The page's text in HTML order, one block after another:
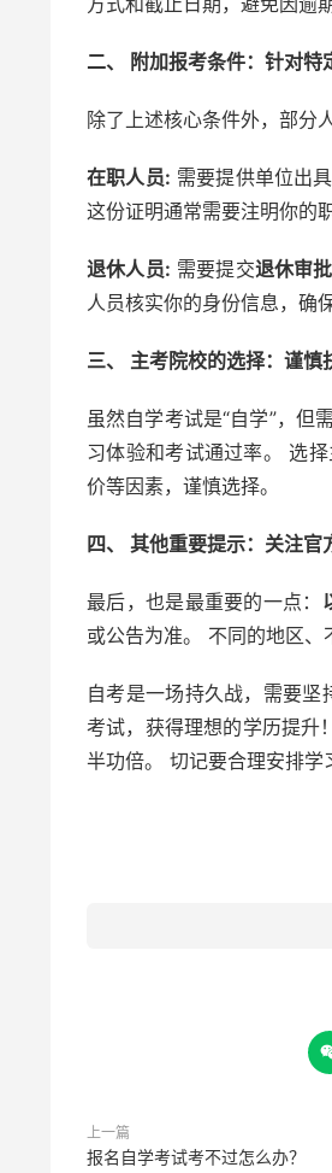
二、 附加报考条件：针对特
除了上述核心条件外，部分
在职人员: 需要提供单位出
这份证明通常需要注明你的
退休人员: 需要提交退休审
人员核实你的身份信息，确
三、 主考院校的选择：谨慎
虽然自学考试是“自学”，但
习体验和考试通过率。 选
价等因素，谨慎选择。
四、 其他重要提示：关注官
最后，也是最重要的一点：
或公告为准。 不同的地区、
自考是一场持久战，需要
考试，获得理想的学历提升
半功倍。 切记要合理安排学
上一篇
报名自学考试考不过怎么办？